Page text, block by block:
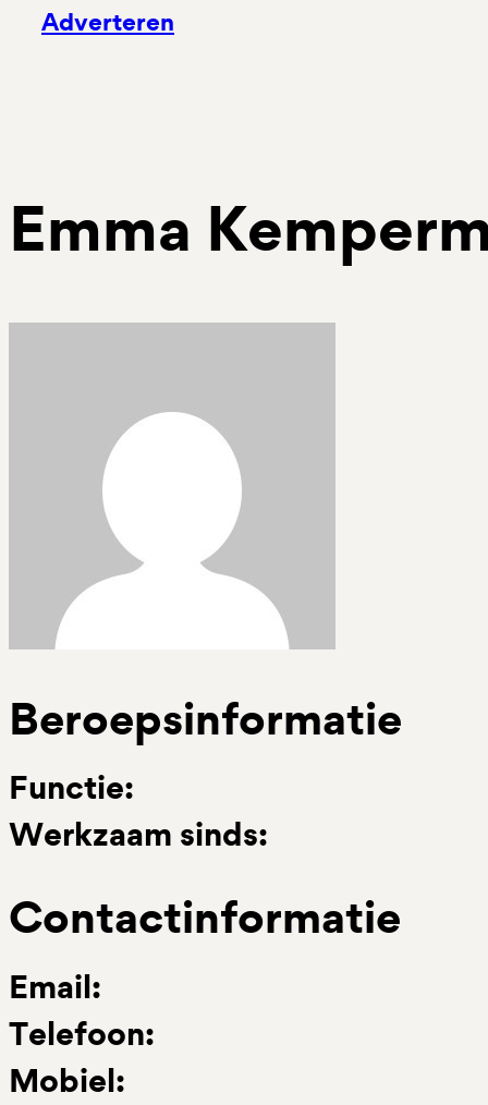
Adverteren
Emma
Beroepsinformatie
Functie:
Werkzaam sinds:
Contactinformatie
Email:
Telefoon:
Mobiel: